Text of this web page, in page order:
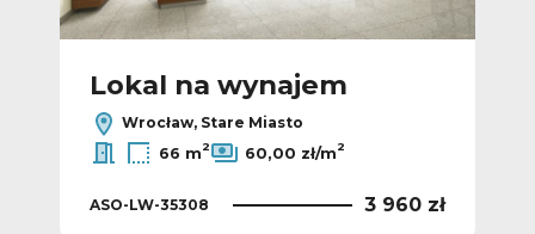
Lokal na wynajem
Wrocław, Stare Miasto
66 m2 60,00 zł/m2
ASO-LW-35308 3 960 zł